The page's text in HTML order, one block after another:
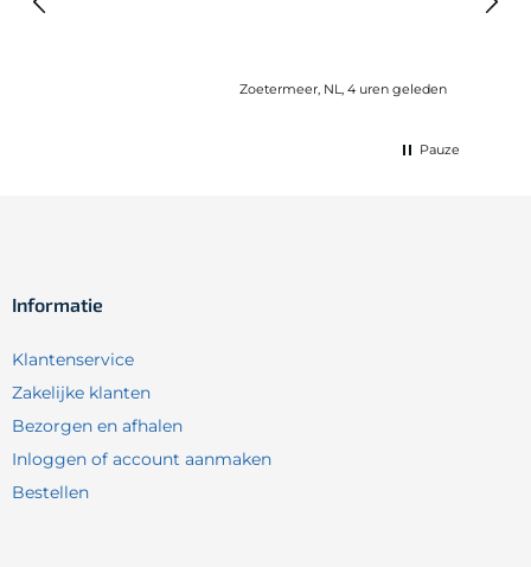
Zoetermeer, NL, 4 uren geleden
lang
Pauze
Informatie
Klantenservice
Zakelijke klanten
Bezorgen en afhalen
Inloggen of account aanmaken
Bestellen